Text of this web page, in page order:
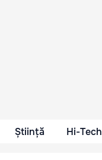
Știință Hi-Tech